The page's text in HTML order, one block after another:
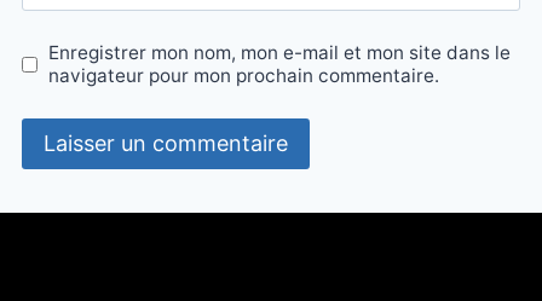
Enregistrer mon nom, mon e-mail et mon site dans le
navigateur pour mon prochain commentaire.